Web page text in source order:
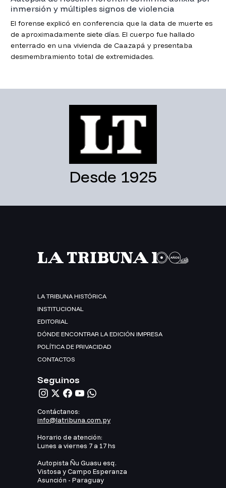
inmersión y múltiples signos de violencia
El forense explicó en conferencia que la data de muerte es
de aproximadamente siete días. El cuerpo fue hallado
enterrado en una vivienda de Caazapá y presentaba
desmembramiento total de extremidades.
Desde 1925
LA TRIBUNA HISTÓRICA
INSTITUCIONAL
EDITORIAL
DÓNDE ENCONTRAR LA EDICIÓN IMPRESA
POLÍTICA DE PRIVACIDAD
CONTACTOS
Seguinos
Contáctanos:
info@latribuna.com.py
Horario de atención:
Lunes a viernes 7 a 17 hs
Autopista Ñu Guasu esq.
Vistosa y Campo Esperanza
Asunción - Paraguay